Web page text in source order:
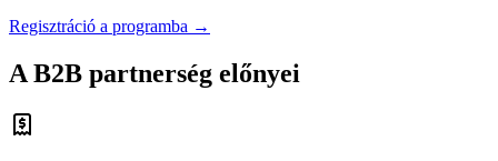
Regisztráció a programba →
A B2B partnerség előnyei